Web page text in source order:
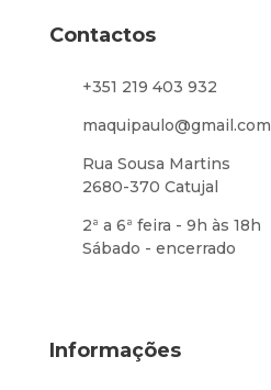
Contactos
+351 219 403 932
maquipaulo@gmail.com
Rua Sousa Martins
2680-370 Catujal
2ª a 6ª feira - 9h às 18h
Sábado - encerrado
Informações